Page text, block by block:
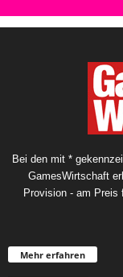
Bei den mit *
GamesWirtschaft
Provision - am Preis
Mehr erfahren